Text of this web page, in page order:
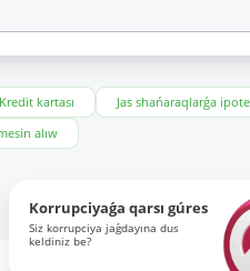
Kredit kartası Jas shańaraqlarǵa
alıw
Korrupciyaǵa qarsı gúres
Siz korrupciya jaǵdayına dus
keldiniz be?